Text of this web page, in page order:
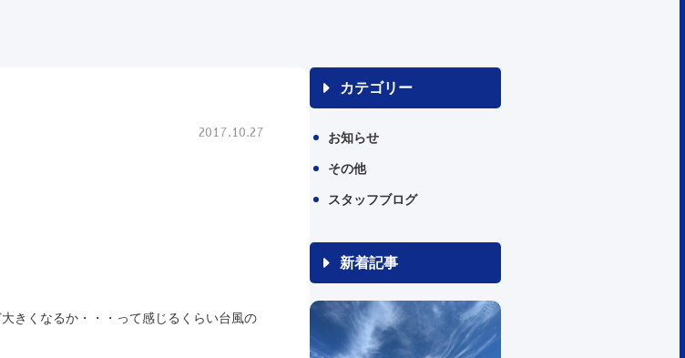
2017.10.27
きくなるか・・・って感じるくらい台風の
カテゴリー
お知らせ
その他
スタッフブログ
新着記事